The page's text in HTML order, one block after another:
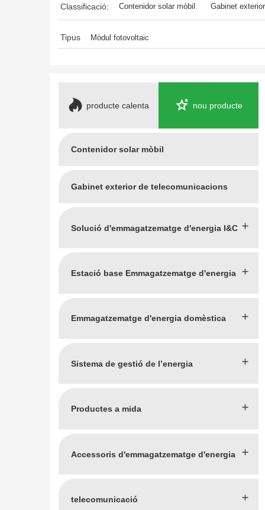
Classificació: Contenidor solar mòbil Gabinet
Tipus Mòdul fotovoltaic
producte calenta nou producte
Contenidor solar mòbil
Gabinet exterior de telecomunicacions
Solució d'emmagatzematge d'energia I&C
Estació base Emmagatzematge d'energia
Emmagatzematge d'energia domèstica
Sistema de gestió de l’energia
Productes a mida
Accessoris d'emmagatzematge d'energia
telecomunicació